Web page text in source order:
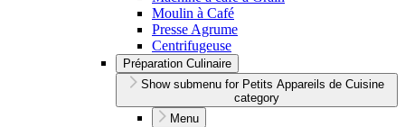
Moulin à Café
Presse Agrume
Centrifugeuse
Préparation Culinaire
Show submenu for Petits Appareils de Cuisine
category
Menu